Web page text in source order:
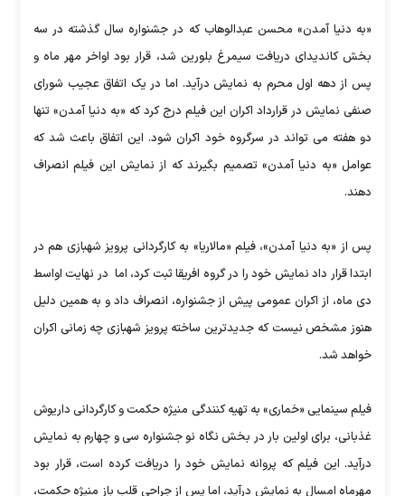
«به دنیا آمدن» محسن عبدالوهاب که در جشنواره سال گذشته در سه
بخش کاندیدای دریافت سیمرغ بلورین شد، قرار بود اواخر مهر ماه و
پس از دهه اول محرم به نمایش درآید. اما در یک اتفاق عجیب شورای
صنفی نمایش در قرارداد اکران این فیلم درج کرد که «به دنیا آمدن» تنها
دو هفته می تواند در سرگروه خود اکران شود. این اتفاق باعث شد که
عوامل «به دنیا آمدن» تصمیم بگیرند که از نمایش این فیلم انصراف
دهند.
پس از «به دنیا آمدن»، فیلم «مالاریا» به کارگردانی پرویز شهبازی هم در
ابتدا قرار داد نمایش خود را در گروه افریقا ثبت کرد، اما در نهایت اواسط
دی ماه، از اکران عمومی پیش از جشنواره، انصراف داد و به همین دلیل
هنوز مشخص نیست که جدیدترین ساخته پرویز شهبازی چه زمانی اکران
خواهد شد.
فیلم سینمایی «خماری» به تهیه کنندگی منیژه حکمت و کارگردانی داریوش
غذبانی، برای اولین بار در بخش نگاه نو جشنواره سی و چهارم به نمایش
درآید. این فیلم که پروانه نمایش خود را دریافت کرده است، قرار بود
مهرماه امسال به نمایش درآید، اما پس از جراحی قلب باز منیژه حکمت،